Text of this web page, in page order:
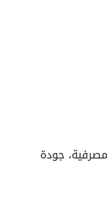
جودة